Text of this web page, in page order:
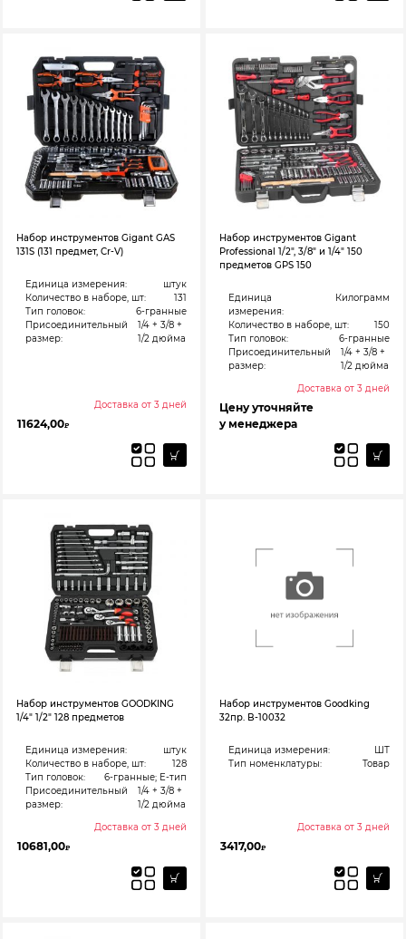
Набор инструментов Gigant GAS
131S (131 предмет, Cr-V)
Единица измерения:
штук
Количество в наборе, шт:
131
Тип головок:
6-гранные
Присоединительный
размер:
1/4 + 3/8 +
1/2 дюйма
Доставка от 3 дней
11624,00₽
Набор инструментов Gigant
Professional 1/2″, 3/8″ и 1/4″ 150
предметов GPS 150
Единица
измерения:
Килограмм
Количество в наборе, шт:
150
Тип головок:
6-гранные
Присоединительный
размер:
1/4 + 3/8 +
1/2 дюйма
Доставка от 3 дней
Цену уточняйте
у менеджера
Набор инструментов GOODKING
1/4″ 1/2″ 128 предметов
Единица измерения:
штук
Количество в наборе, шт:
128
Тип головок:
6-гранные; Е-тип
Присоединительный
размер:
1/4 + 3/8 +
1/2 дюйма
Доставка от 3 дней
10681,00₽
Набор инструментов Goodking
32пр. B-10032
Единица измерения:
ШТ
Тип номенклатуры:
Товар
Доставка от 3 дней
3417,00₽